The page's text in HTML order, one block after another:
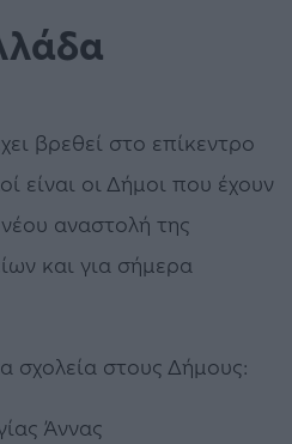
βρεθεί στο επίκεντρο
είναι οι Δήμοι που έχουν
αναστολή της
και για σήμερα
σχολεία στους Δήμους:
Άννας